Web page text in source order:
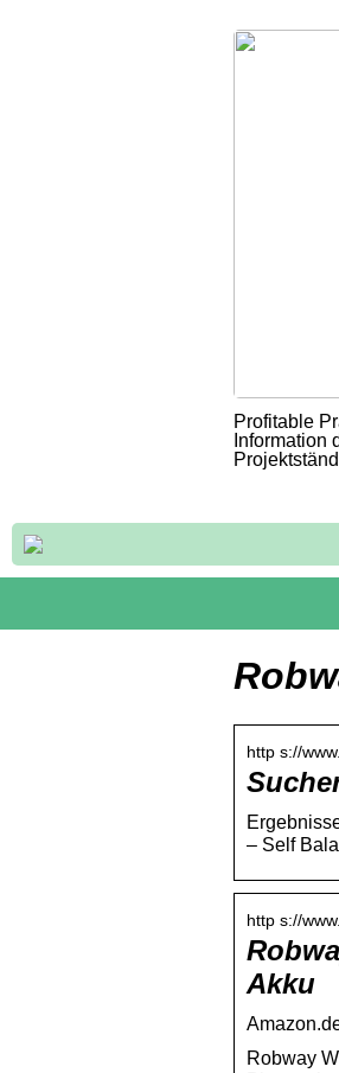
Profitable
Information
http s://
– Self
http s://
Akku
Robway